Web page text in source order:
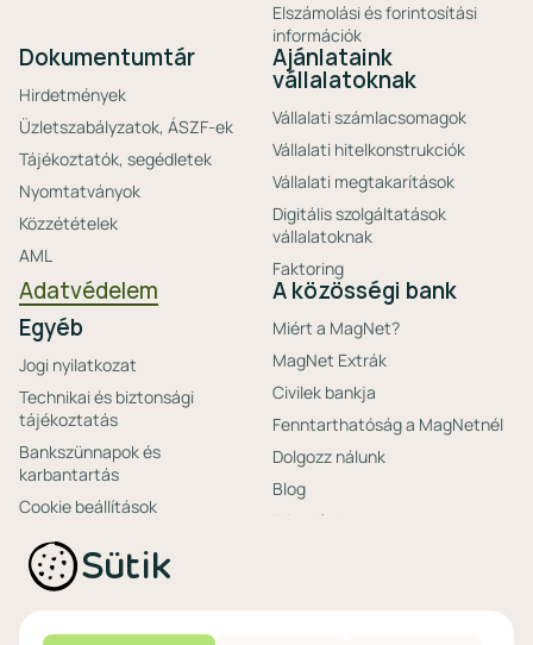
Elszámolási és forintosítási
információk
Dokumentumtár
Hirdetmények
Üzletszabályzatok, ÁSZF-ek
Tájékoztatók, segédletek
Nyomtatványok
Közzétételek
AML
Ajánlataink
vállalatoknak
Vállalati számlacsomagok
Vállalati hitelkonstrukciók
Vállalati megtakarítások
Digitális szolgáltatások
vállalatoknak
Faktoring
Adatvédelem
Egyéb
Jogi nyilatkozat
Technikai és biztonsági
tájékoztatás
Bankszünnapok és
karbantartás
Cookie beállítások
A közösségi bank
Miért a MagNet?
MagNet Extrák
Civilek bankja
Fenntarthatóság a MagNetnél
Dolgozz nálunk
Blog
Friss hírek
Ajánlataink non-
profitoknak
számlacsomagok
Sütik